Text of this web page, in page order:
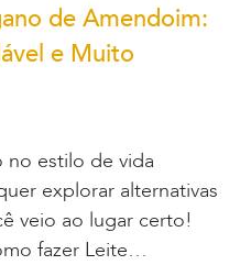
de Amendoim:
e Muito
no estilo de vida
explorar alternativas
veio ao lugar certo!
fazer Leite…